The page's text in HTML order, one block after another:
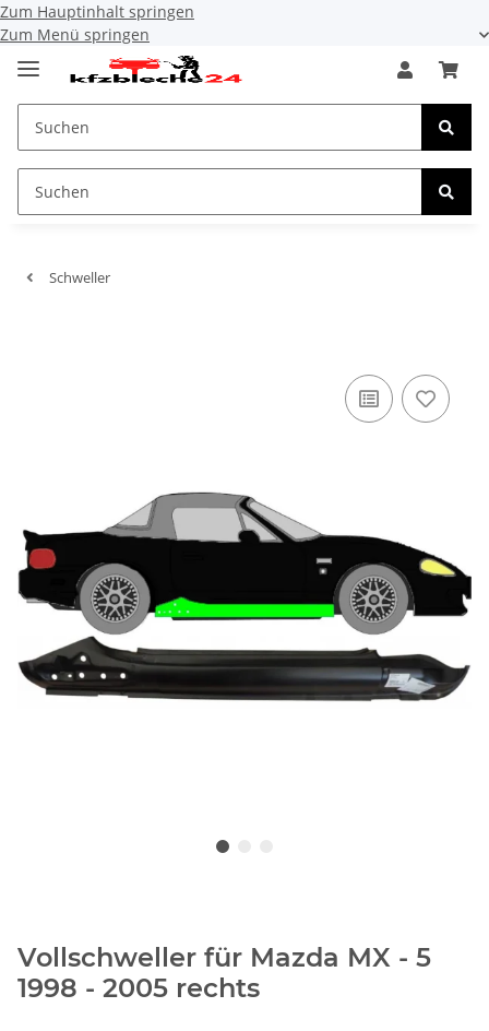
Zum Hauptinhalt springen
Zum Menü springen
Schweller
Vollschweller für Mazda MX - 5
1998 - 2005 rechts